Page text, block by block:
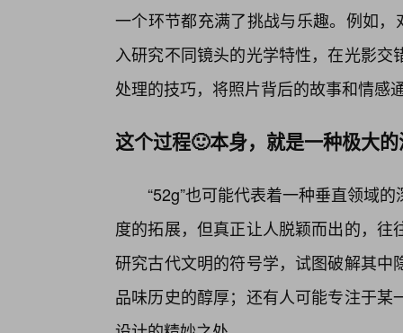
一个环节都充满了挑战与乐趣。例如
入研究不同镜头的光学特性，在光影
处理的技巧，将照片背后的故事和情感
这个过程🙂本身，就是一种极大
“52g”也可能代表着一种垂直领域
度的拓展，但真正让人脱颖而出的，
研究古代文明的符号学，试图破解其
品味历史的醇厚；还有人可能专注于